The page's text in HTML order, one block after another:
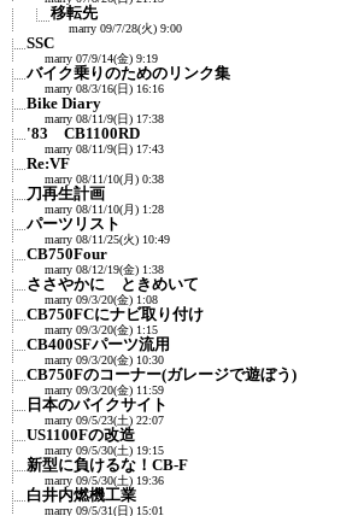
移転先
marry 09/7/28(火) 9:00
SSC
marry 07/9/14(金) 9:19
バイク乗りのためのリンク集
marry 08/3/16(日) 16:16
Bike Diary
marry 08/11/9(日) 17:38
'83 CB1100RD
marry 08/11/9(日) 17:43
Re:VF
marry 08/11/10(月) 0:38
刀再生計画
marry 08/11/10(月) 1:28
パーツリスト
marry 08/11/25(火) 10:49
CB750Four
marry 08/12/19(金) 1:38
ささやかに ときめいて
marry 09/3/20(金) 1:08
CB750FCにナビ取り付け
marry 09/3/20(金) 1:15
CB400SFパーツ流用
marry 09/3/20(金) 10:30
CB750Fのコーナー(ガレージで遊ぼう)
marry 09/3/20(金) 11:59
日本のバイクサイト
marry 09/5/23(土) 22:07
US1100Fの改造
marry 09/5/30(土) 19:15
新型に負けるな！CB-F
marry 09/5/30(土) 19:36
白井内燃機工業
marry 09/5/31(日) 15:01